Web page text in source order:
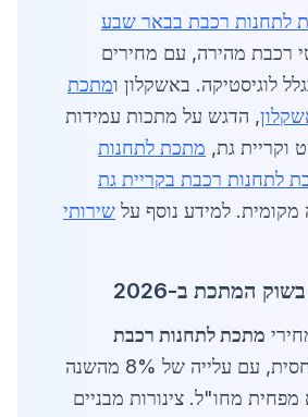
לתחנות רכבת בבאר שבע
רכבת מהירה, עם מחירים
מתכת
, הדגש על מתכות עמידות
וקריית גת, מתכת לתחנות
לתחנות רכבת בקריית גת
למידע נוסף על שירותי
המתכת ב-2026
מתכת לתחנות רכבת
יציבים יחסית, עם עלייה של 8% מהשנה
מחו"ל. צינורות מבניים